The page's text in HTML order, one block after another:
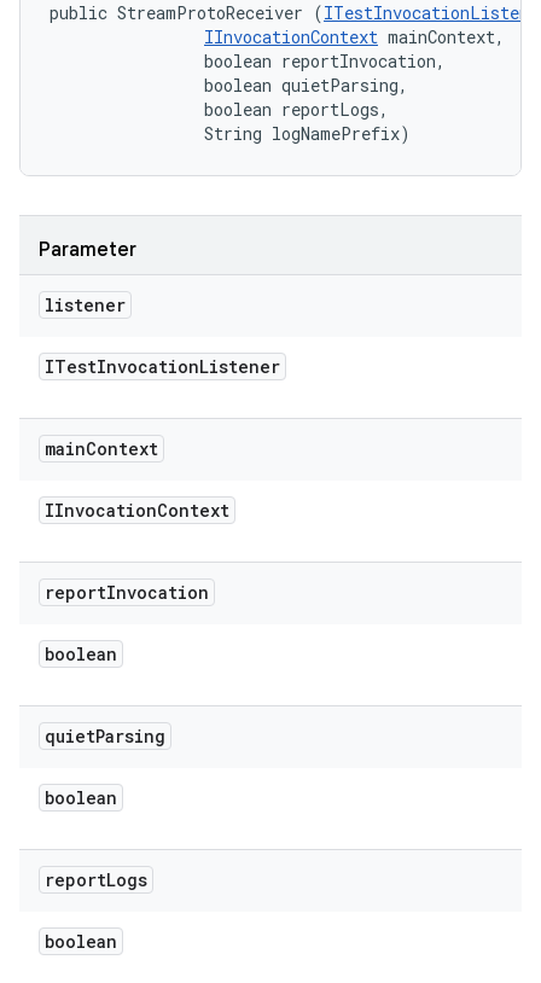
public StreamProtoReceiver (
IInvocationContext mainContext,
                boolean reportInvocation,
                boolean quietParsing,
                boolean reportLogs,
                String logNamePrefix)
Parameter
listener
ITestInvocationListener
mainContext
IInvocationContext
reportInvocation
boolean
quietParsing
boolean
reportLogs
boolean